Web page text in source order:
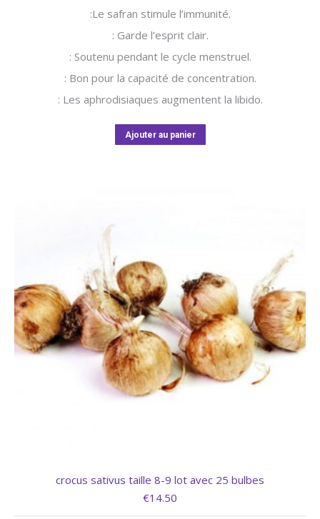
:Le safran stimule l’immunité.
: Garde l’esprit clair.
: Soutenu pendant le cycle menstruel.
: Bon pour la capacité de concentration.
: Les aphrodisiaques augmentent la libido.
Ajouter au panier
crocus sativus taille 8-9 lot avec 25 bulbes
€14.50